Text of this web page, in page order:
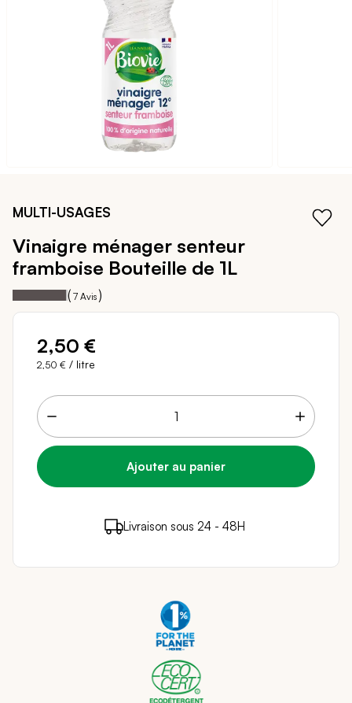
début
Galerie
MULTI-USAGES
Vinaigre ménager senteur
framboise Bouteille de 1L
Notation: 97
% of 100
( 7 Avis )
2,50 €
2,50 € / litre
2 points de fidélité ( 0,04 € )
en achetant ce
Livraison sous 24 - 48H
Paiement sécurisé